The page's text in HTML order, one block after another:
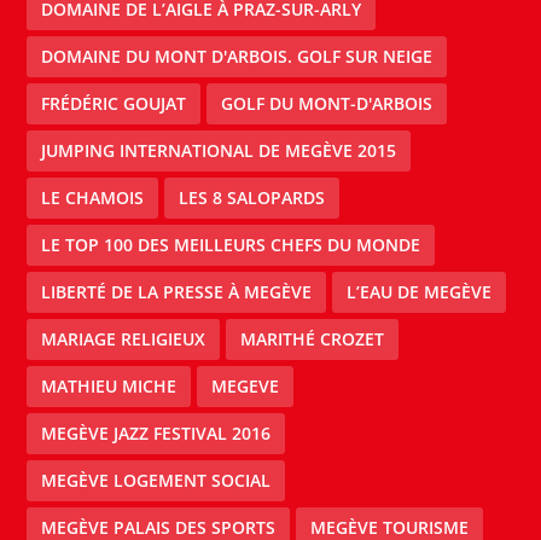
DOMAINE DE L’AIGLE À PRAZ-SUR-ARLY
DOMAINE DU MONT D'ARBOIS. GOLF SUR NEIGE
FRÉDÉRIC GOUJAT GOLF DU MONT-D'ARBOIS
JUMPING INTERNATIONAL DE MEGÈVE 2015
LE CHAMOIS LES 8 SALOPARDS
LE TOP 100 DES MEILLEURS CHEFS DU MONDE
LIBERTÉ DE LA PRESSE À MEGÈVE L’EAU DE MEGÈVE
MARIAGE RELIGIEUX MARITHÉ CROZET
MATHIEU MICHE MEGEVE
MEGÈVE JAZZ FESTIVAL 2016
MEGÈVE LOGEMENT SOCIAL
MEGÈVE PALAIS DES SPORTS MEGÈVE TOURISME